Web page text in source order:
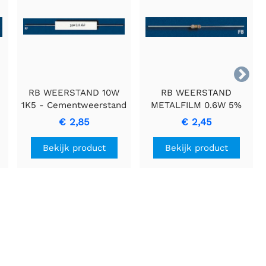

RB WEERSTAND 10W
1K5 - Cementweerstand
met Keramische
Behuizing
€ 2,85
Bekijk product
RB WEERSTAND
METALFILM 0.6W 5%
2K2 Resistor
€ 2,45
Bekijk product